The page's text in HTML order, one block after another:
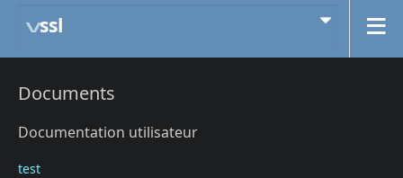
ssl
Documents
Documentation utilisateur
test